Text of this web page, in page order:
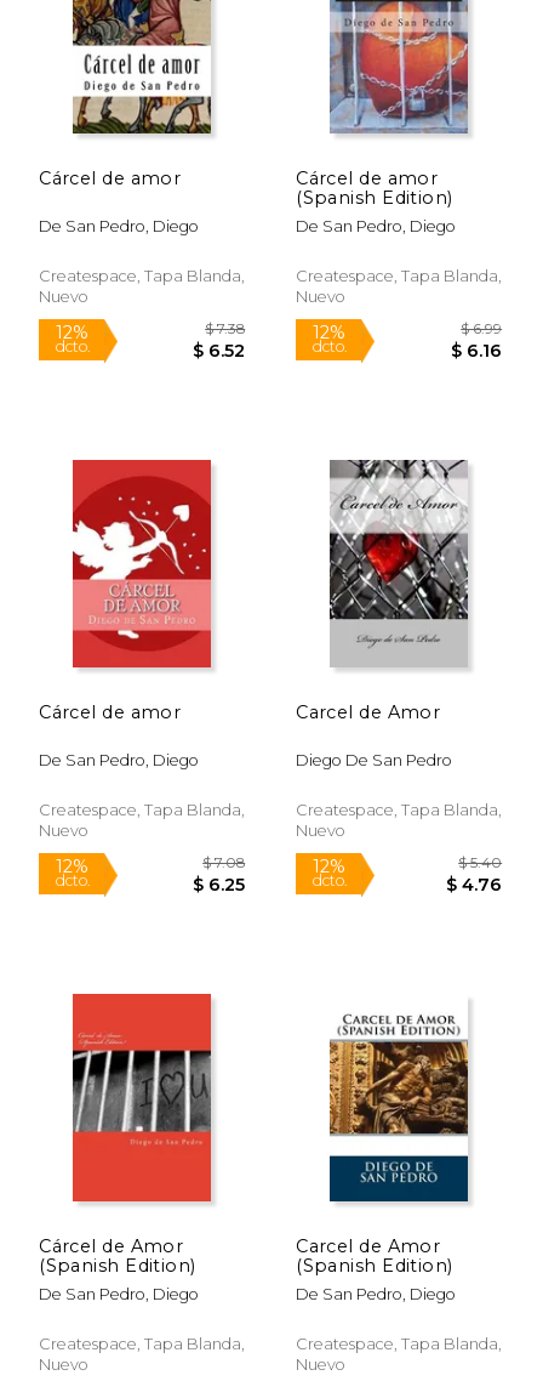
Cárcel de amor
De San Pedro, Diego
Createspace, Tapa Blanda,
Nuevo
12%
dcto.
Cárcel de amor
(Spanish Edition)
De San Pedro, Diego
Createspace, Tapa Blanda,
Nuevo
12%
dcto.
Cárcel de amor
De San Pedro, Diego
Createspace, Tapa Blanda,
Nuevo
12%
dcto.
Carcel de Amor
Diego De San Pedro
Createspace, Tapa Blanda,
Nuevo
12%
dcto.
Cárcel de Amor
(Spanish Edition)
De San Pedro, Diego
Createspace, Tapa Blanda,
Nuevo
Carcel de Amor
(Spanish Edition)
De San Pedro, Diego
Createspace, Tapa Blanda,
Nuevo